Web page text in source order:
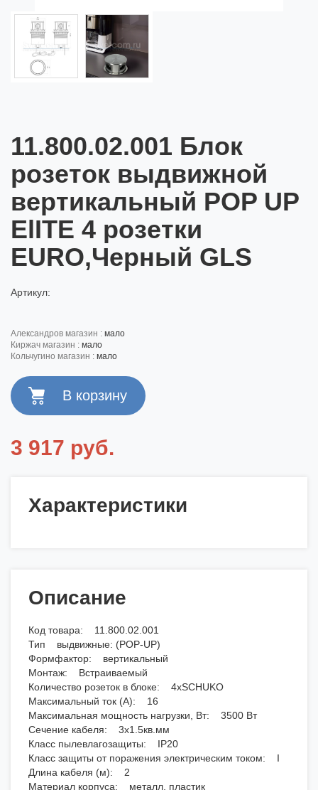
11.800.02.001 Блок
розеток выдвижной
вертикальный POP UP
ElITE 4 розетки
EURO,Черный GLS
Артикул:
александров магазин : мало
киржач магазин : мало
кольчугино магазин : мало
3 917 руб.
Характеристики
Описание
Код товара: 11.800.02.001
Тип выдвижные: (POP-UP)
Формфактор: вертикальный
Монтаж: Встраиваемый
Количество розеток в блоке: 4хSCHUKO
Максимальный ток (А): 16
Максимальная мощность нагрузки, Вт: 3500 Вт
Сечение кабеля: 3х1.5кв.мм
Класс пылевлагозащиты: IP20
Класс защиты от поражения электрическим током: I
Длина кабеля (м): 2
Материал корпуса: металл, пластик